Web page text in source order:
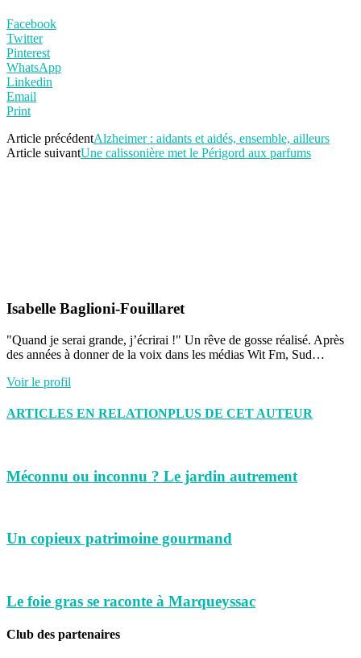
Facebook
Twitter
Pinterest
WhatsApp
Linkedin
Email
Print
Article précédentAlzheimer : aidants et aidés, ensemble, ailleurs
Article suivantUne calissonière met le Périgord aux parfums
Isabelle Baglioni-Fouillaret
"Quand je serai grande, j’écrirai !" Un rêve de gosse réalisé. Après
des années à donner de la voix dans les médias Wit Fm, Sud…
Voir le profil
ARTICLES EN RELATIONPLUS DE CET AUTEUR
Méconnu ou inconnu ? Le jardin autrement
Un copieux patrimoine gourmand
Le foie gras se raconte à Marqueyssac
Club des partenaires